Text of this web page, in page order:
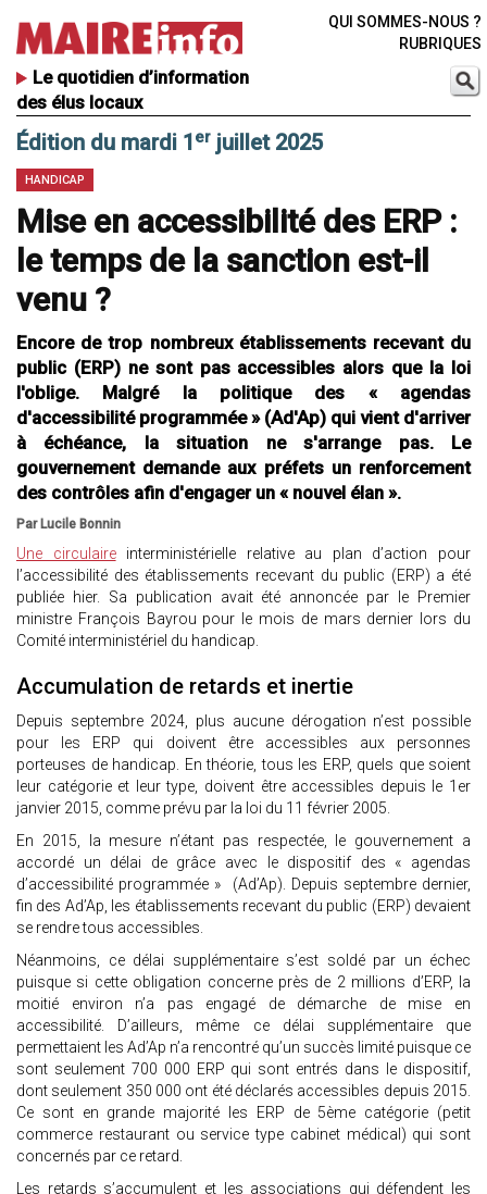
Le quotidien d’information
des élus locaux
QUI SOMMES-NOUS ?
RUBRIQUES
Édition du mardi 1 er juillet 2025
HANDICAP
Mise en accessibilité des ERP :
le temps de la sanction est-il
venu ?
Encore de trop nombreux établissements recevant du
public (ERP) ne sont pas accessibles alors que la loi
l'oblige. Malgré la politique des « agendas
d'accessibilité programmée » (Ad'Ap) qui vient d'arriver
à échéance, la situation ne s'arrange pas. Le
gouvernement demande aux préfets un renforcement
des contrôles afin d'engager un « nouvel élan ».
Par Lucile Bonnin
Une circulaireinterministérielle relative au plan d’action pour
l’accessibilité des établissements recevant du public (ERP) a été
publiée hier. Sa publication avait été annoncée par le Premier
ministre François Bayrou pour le mois de mars dernier lors du
Comité interministériel du handicap.
Accumulation de retards et inertie
Depuis septembre 2024, plus aucune dérogation n’est possible
pour les ERP qui doivent être accessibles aux personnes
porteuses de handicap. En théorie, tous les ERP, quels que soient
leur catégorie et leur type, doivent être accessibles depuis le 1er
janvier 2015, comme prévu par la loi du 11 février 2005.
En 2015, la mesure n’étant pas respectée, le gouvernement a
accordé un délai de grâce avec le dispositif des « agendas
d’accessibilité programmée » (Ad’Ap). Depuis septembre dernier,
fin des Ad’Ap, les établissements recevant du public (ERP) devaient
se rendre tous accessibles.
Néanmoins, ce délai supplémentaire s’est soldé par un échec
puisque si cette obligation concerne près de 2 millions d’ERP, la
moitié environ n’a pas engagé de démarche de mise en
accessibilité. D’ailleurs, même ce délai supplémentaire que
permettaient les Ad’Ap n’a rencontré qu’un succès limité puisque ce
sont seulement 700 000 ERP qui sont entrés dans le dispositif,
dont seulement 350 000 ont été déclarés accessibles depuis 2015.
Ce sont en grande majorité les ERP de 5ème catégorie (petit
commerce restaurant ou service type cabinet médical) qui sont
concernés par ce retard.
Les retards s’accumulent et les associations qui défendent les